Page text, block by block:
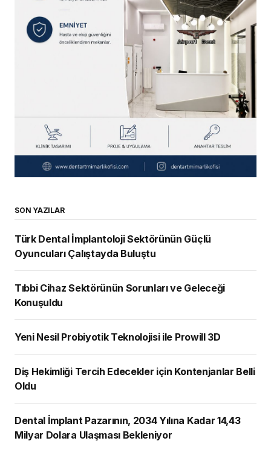
SON YAZILAR
Türk Dental İmplantoloji Sektörünün Güçlü
Oyuncuları Çalıştayda Buluştu
Tıbbi Cihaz Sektörünün Sorunları ve Geleceği
Konuşuldu
Yeni Nesil Probiyotik Teknolojisi ile Prowill 3D
Diş Hekimliği Tercih Edecekler için Kontenjanlar Belli
Oldu
Dental İmplant Pazarının, 2034 Yılına Kadar 14,43
Milyar Dolara Ulaşması Bekleniyor